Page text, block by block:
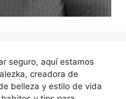
seguro, aquí estamos
creadora de
belleza y estilo de vida